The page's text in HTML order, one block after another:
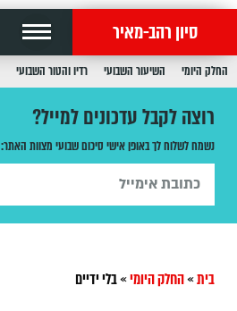
סיון רהב-מאיר
החלק היומי השיעור השבועי רדיו והטור השבועי
רוצה לקבל עדכונים למייל?
נשמח לשלוח לך באופן אישי סיכום שבועי מצוות האתר:
בית»החלק היומי»בלי ידיים